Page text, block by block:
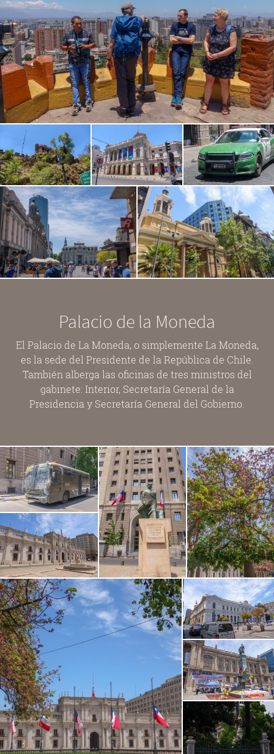
Palacio de la Moneda
El Palacio de La Moneda, o simplemente La Moneda,
es la sede del Presidente de la República de Chile.
También alberga las oficinas de tres ministros del
gabinete: Interior, Secretaría General de la
Presidencia y Secretaría General del Gobierno.